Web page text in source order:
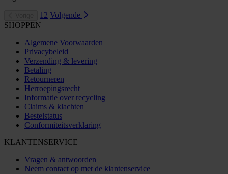
12 Volgende
SHOPPEN
Algemene Voorwaarden
Privacybeleid
Verzending & levering
Betaling
Retourneren
Herroepingsrecht
Informatie over recycling
Claims & klachten
Bestelstatus
Conformiteitsverklaring
KLANTENSERVICE
Vragen & antwoorden
Neem contact op met de klantenservice